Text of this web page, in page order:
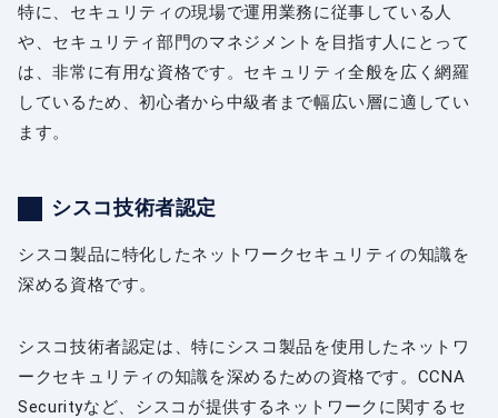
特に、セキュリティの現場で運用業務に従事している人
や、セキュリティ部門のマネジメントを目指す人にとって
は、非常に有用な資格です。セキュリティ全般を広く網羅
しているため、初心者から中級者まで幅広い層に適してい
ます。
シスコ技術者認定
シスコ製品に特化したネットワークセキュリティの知識を
深める資格です。
シスコ技術者認定は、特にシスコ製品を使用したネットワ
ークセキュリティの知識を深めるための資格です。CCNA
Securityなど、シスコが提供するネットワークに関するセ